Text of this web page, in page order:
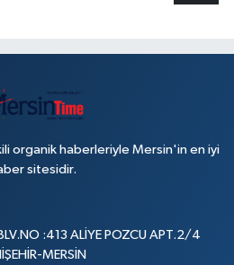
organik haberleriyle Mersin'in en iyi
sitesidir.
:413 ALİYE POZCU APT.2/4
MERSİN